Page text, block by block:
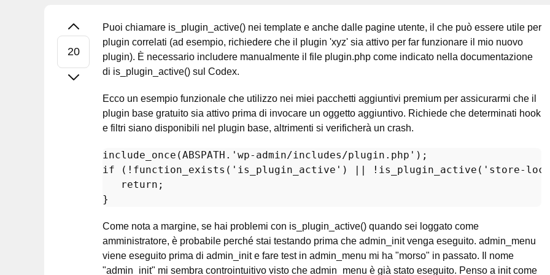
Puoi chiamare is_plugin_active() nei template e anche dalle pagine utente, il che può essere utile per
plugin correlati (ad esempio, richiedere che il plugin 'xyz' sia attivo per far funzionare il mio nuovo
plugin). È necessario includere manualmente il file plugin.php come indicato nella documentazione
di is_plugin_active() sul Codex.
Ecco un esempio funzionale che utilizzo nei miei pacchetti aggiuntivi premium per assicurarmi che il
plugin base gratuito sia attivo prima di invocare un oggetto aggiuntivo. Richiede che determinati hook
e filtri siano disponibili nel plugin base, altrimenti si verificherà un crash.
include_once (ABSPATH. 'wp-admin/includes/plugin.php'
if (! function_exists ( 'is_plugin_active' ) || ! is_plugin_active ( 'store-
return ;
Come nota a margine, se hai problemi con is_plugin_active() quando sei loggato come
amministratore, è probabile perché stai testando prima che admin_init venga eseguito. admin_menu
viene eseguito prima di admin_init e fare test in admin_menu mi ha "morso" in passato. Il nome
"admin_init" mi sembra controintuitivo visto che admin_menu è già stato eseguito. Penso a init come